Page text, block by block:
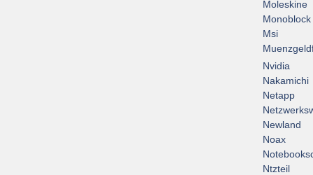
Moleskine
Monoblock
Msi
Nvidia
Nakamichi
Netapp
Newland
Noax
Ntzteil